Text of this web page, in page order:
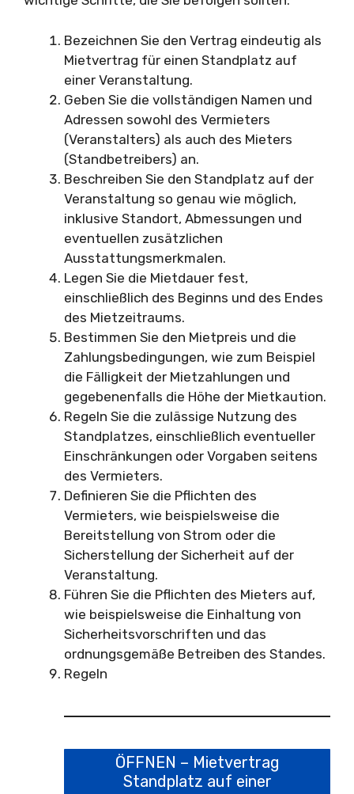
Bezeichnen Sie den Vertrag eindeutig als
Mietvertrag für einen Standplatz auf
einer Veranstaltung.
Geben Sie die vollständigen Namen und
Adressen sowohl des Vermieters
(Veranstalters) als auch des Mieters
(Standbetreibers) an.
Beschreiben Sie den Standplatz auf der
Veranstaltung so genau wie möglich,
inklusive Standort, Abmessungen und
eventuellen zusätzlichen
Ausstattungsmerkmalen.
Legen Sie die Mietdauer fest,
einschließlich des Beginns und des Endes
des Mietzeitraums.
Bestimmen Sie den Mietpreis und die
Zahlungsbedingungen, wie zum Beispiel
die Fälligkeit der Mietzahlungen und
gegebenenfalls die Höhe der Mietkaution.
Regeln Sie die zulässige Nutzung des
Standplatzes, einschließlich eventueller
Einschränkungen oder Vorgaben seitens
des Vermieters.
Definieren Sie die Pflichten des
Vermieters, wie beispielsweise die
Bereitstellung von Strom oder die
Sicherstellung der Sicherheit auf der
Veranstaltung.
Führen Sie die Pflichten des Mieters auf,
wie beispielsweise die Einhaltung von
Sicherheitsvorschriften und das
ordnungsgemäße Betreiben des Standes.
Regeln
ÖFFNEN – Mietvertrag
Standplatz auf einer